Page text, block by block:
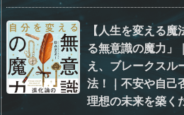
【人生を変える
る無意識の魔力」
え、ブレークスル
法！｜不安や自己
理想の未来を築く